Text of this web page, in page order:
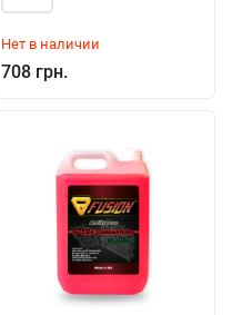
Нет в наличии
708 грн.